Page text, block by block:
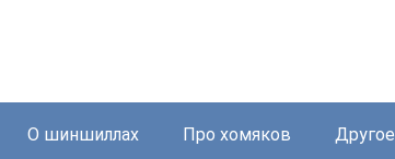
О шиншиллах Про хомяков Другое